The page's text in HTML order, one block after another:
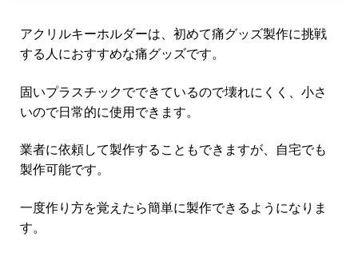
アクリルキーホルダーは、初めて痛グッズ製作に挑戦
する人におすすめな痛グッズです。
固いプラスチックでできているので壊れにくく、小さ
いので日常的に使用できます。
業者に依頼して製作することもできますが、自宅でも
製作可能です。
一度作り方を覚えたら簡単に製作できるようになりま
す。